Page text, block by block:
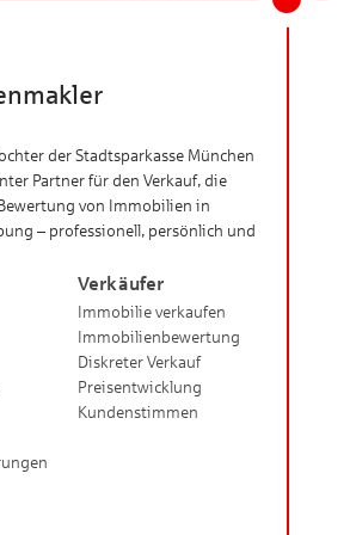
der Stadtsparkasse München
Partner für den Verkauf, die
von Immobilien in
– professionell, persönlich und
Verkäufer
Immobilie verkaufen
Immobilienbewertung
Diskreter Verkauf
Preisentwicklung
Kundenstimmen